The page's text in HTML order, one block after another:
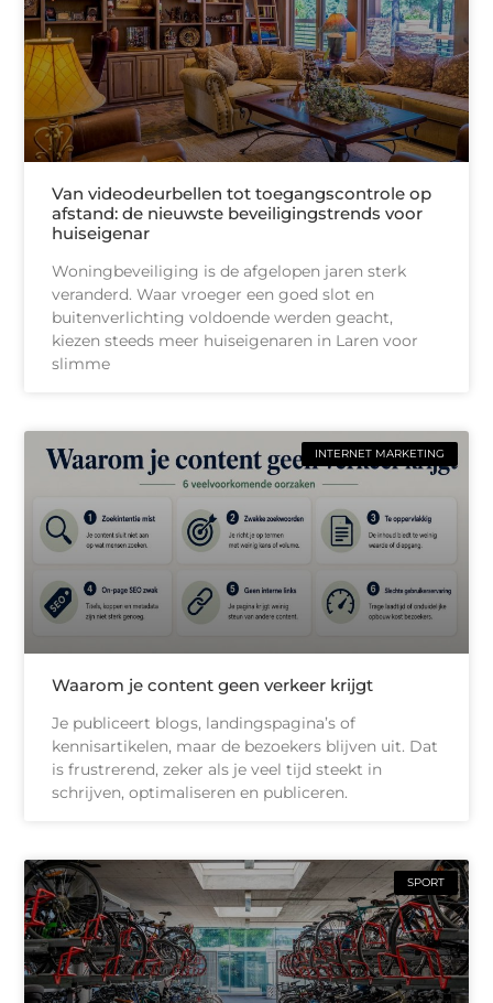
Van videodeurbellen tot toegangscontrole op
afstand: de nieuwste beveiligingstrends voor
huiseigenar
Woningbeveiliging is de afgelopen jaren sterk
veranderd. Waar vroeger een goed slot en
buitenverlichting voldoende werden geacht,
kiezen steeds meer huiseigenaren in Laren voor
slimme
INTERNET MARKETING
Waarom je content geen verkeer krijgt
Je publiceert blogs, landingspagina’s of
kennisartikelen, maar de bezoekers blijven uit. Dat
is frustrerend, zeker als je veel tijd steekt in
schrijven, optimaliseren en publiceren.
SPORT